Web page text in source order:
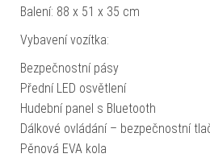
Balení: 88 x 51 x 35 cm
Vybavení vozítka:
Bezpečnostní pásy
Přední LED osvětlení
Hudební panel s Bluetooth
Dálkové ovládání – bezpečnostní
Pěnová EVA kola